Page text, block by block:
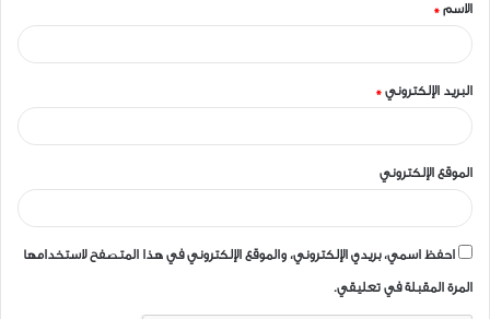
*
الاسم *
البريد الإلكتروني *
الموقع الإلكتروني
احفظ اسمي، بريدي الإلكتروني، والموقع الإلكتروني في هذا المتصفح لاستخدامها
المرة المقبلة في تعليقي.